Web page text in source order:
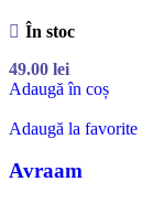
În stoc
49.00 lei
Adaugă în coș
Adaugă la favorite
Avraam